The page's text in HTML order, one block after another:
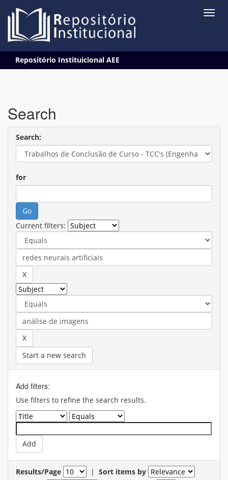
navigation
Repositório Instituicional AEE
Search
Search:
for
Current filters:
Start a new search
Add filters:
Use filters to refine the search results.
Results/Page | Sort items by